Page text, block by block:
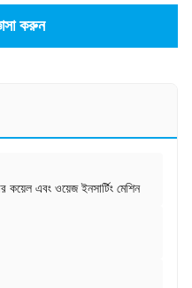
করুন
কয়েল এবং ওয়েজ ইনসার্টিং মেশিন